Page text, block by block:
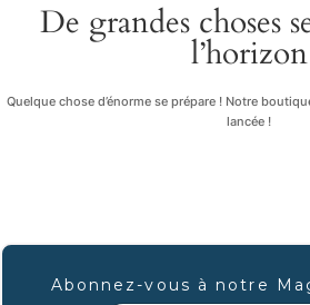
De grandes choses
l’horizon
Quelque chose d’énorme se prépare ! Notre
lancée !
Abonnez-vous à notre